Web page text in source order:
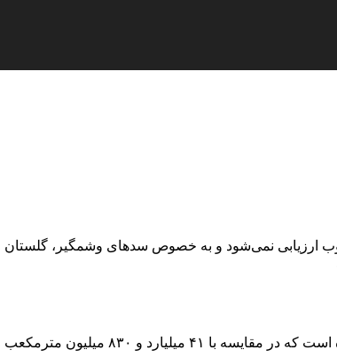
ارزیابی نمی‌شود و به خصوص سدهای وشمگیر، گلستان